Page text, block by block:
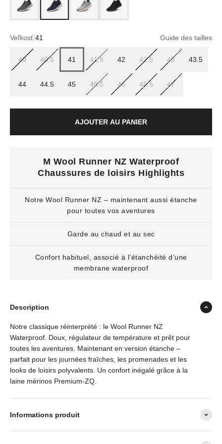
Veľkosť:41 Guide des tailles
40 40.5 41 41.5 42 42.5 43 43.5
44 44.5 45 45.5 46 46.5 47
AJOUTER AU PANIER
M Wool Runner NZ Waterproof
Chaussures de loisirs Highlights
Notre Wool Runner NZ – maintenant aussi étanche
pour toutes vos aventures
Garde au chaud et au sec
Confort habituel, associé à l’étanchéité d’une
membrane waterproof
Description
Notre classique réinterprété : le Wool Runner NZ
Waterproof. Doux, régulateur de température et prêt pour
toutes les aventures. Maintenant en version étanche –
parfait pour les journées fraîches, les promenades et les
looks de loisirs polyvalents. Un confort inégalé grâce à la
laine mérinos Premium-ZQ.
Informations produit